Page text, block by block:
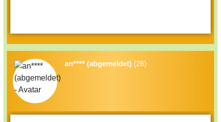
an**** (abgemeldet) (26)